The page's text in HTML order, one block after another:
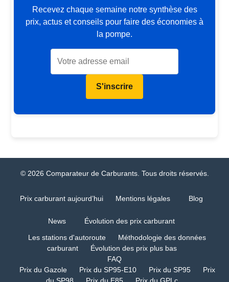
Recevez chaque semaine notre synthèse des
prix, actus et conseils pour faire des économies à
la pompe.
S'inscrire
© 2026 Comparateur de Carburants. Tous droits réservés.
Prix carburant aujourd’hui Mentions légales Blog
News
Évolution des prix carburant
Les stations d'autoroute
Méthodologie des données
carburant
Évolution des prix plus bas
FAQ
Prix du Gazole
Prix du SP95-E10 Prix du SP95
Prix